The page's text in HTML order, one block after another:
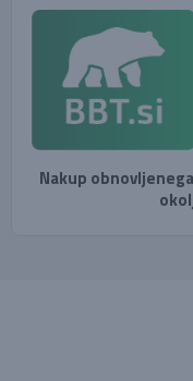
Nakup